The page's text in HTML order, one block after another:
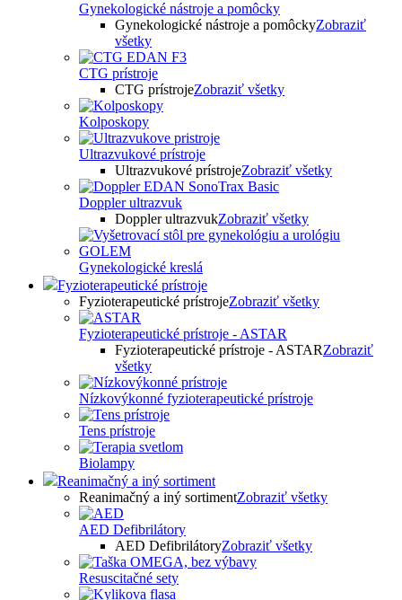
Gynekologické nástroje a pomôcky
Gynekologické nástroje a pomôckyZobraziť
všetky
CTG prístroje
CTG prístrojeZobraziť všetky
Kolposkopy
Ultrazvukové prístroje
Ultrazvukové prístrojeZobraziť všetky
Doppler ultrazvuk
Doppler ultrazvukZobraziť všetky
Gynekologické kreslá
Fyzioterapeutické prístroje
Fyzioterapeutické prístrojeZobraziť všetky
Fyzioterapeutické prístroje - ASTAR
Fyzioterapeutické prístroje - ASTARZobraziť
všetky
Nízkovýkonné fyzioterapeutické prístroje
Tens prístroje
Biolampy
Reanimačný a iný sortiment
Reanimačný a iný sortimentZobraziť všetky
AED Defibrilátory
AED DefibrilátoryZobraziť všetky
Resuscitačné sety